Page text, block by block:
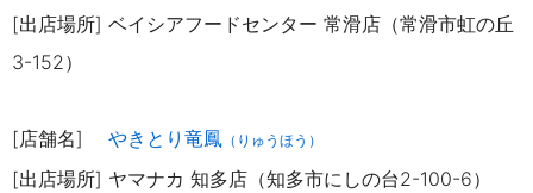
[出店場所] ベイシアフードセンター 常滑店（常滑市虹の丘
3-152）
[店舗名] やきとり竜鳳 （りゅうほう）
[出店場所] ヤマナカ 知多店（知多市にしの台2-100-6）